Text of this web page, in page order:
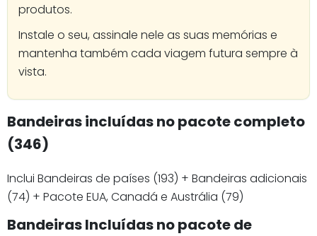
produtos.
Instale o seu, assinale nele as suas memórias e
mantenha também cada viagem futura sempre à
vista.
Bandeiras incluídas no pacote completo
(346)
Inclui Bandeiras de países (193) + Bandeiras adicionais
(74) + Pacote EUA, Canadá e Austrália (79)
Bandeiras Incluídas no pacote de